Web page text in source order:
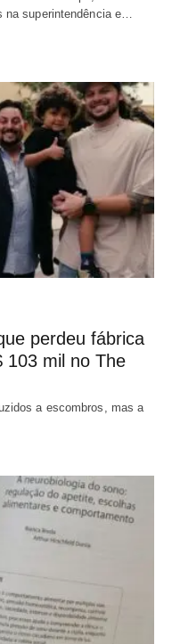
superintendência e…
perdeu fábrica
103 mil no The
a escombros, mas a